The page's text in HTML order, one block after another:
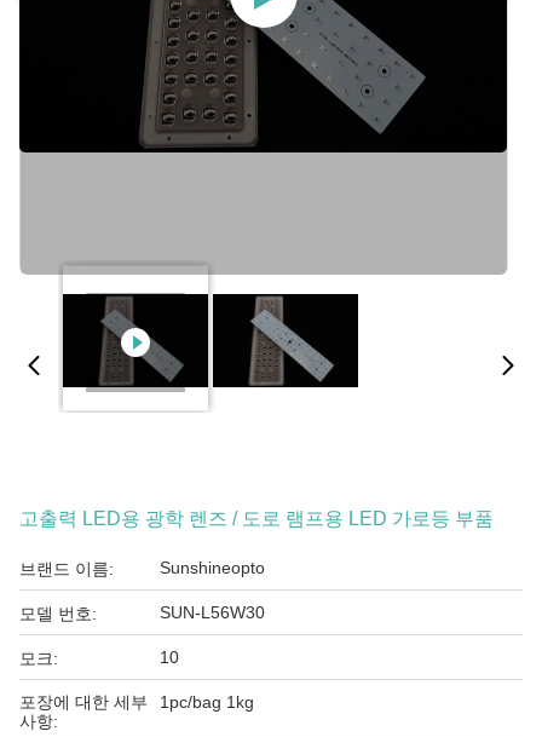
고출력 LED용 광학 렌즈 / 도로 램프용 LED 가로등 부품
브랜드 이름: Sunshineopto
모델 번호: SUN-L56W30
모크: 10
포장에 대한 세부
사항:
1pc/bag 1kg